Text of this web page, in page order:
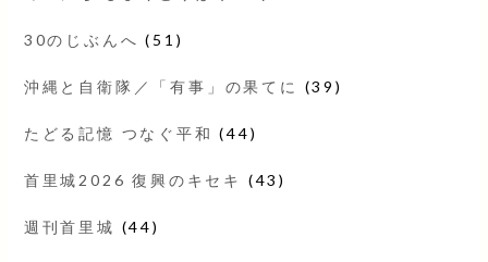
30のじぶんへ (51)
沖縄と自衛隊／「有事」の果てに (39)
たどる記憶 つなぐ平和 (44)
首里城2026 復興のキセキ (43)
週刊首里城 (44)